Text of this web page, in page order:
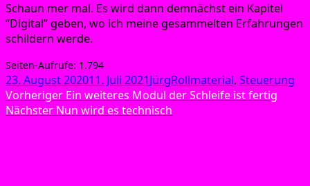
Schaun mer mal. Es wird dann dem­nächst ein Kapi­tel
“Digi­tal” geben, wo ich mei­ne gesam­mel­ten Erfah­run­gen
schil­dern werde.
Sei­ten-Auf­ru­fe: 1.794
Veröffentlicht
am
23. August 202011. Juli 2021Autor
JürgKategorien
Rollmaterial, Steuerung
Beitragsnavigation
Vorheriger Vorheriger
Beitrag:
Ein weiteres Modul der Schleife ist fertig
Nächster Nächster
Nun wird es technisch